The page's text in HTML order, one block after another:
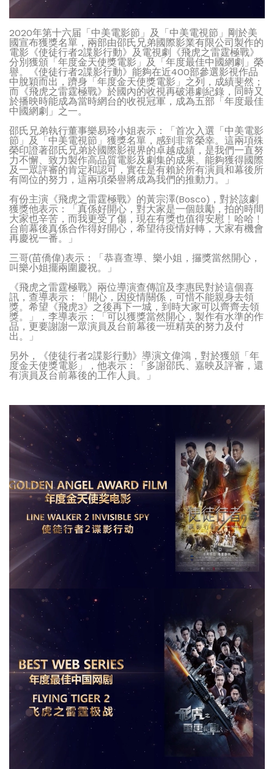
2020年第十六届「中美電影節」及「中美電視節」剛於美
國宣布獲獎名單，兩部由邵氏兄弟國際影業有限公司製作的
電影《使徒行者2諜影行動》及電視劇《飛虎之雷霆極戰》
分別獲頒「年度金天使獎電影」及「年度最佳中國網劇」榮
譽。《使徒行者2諜影行動》能夠在近400部參選影視作品
中脫穎而出，躋身「年度金天使獎電影」之列，成績斐然；
而《飛虎之雷霆極戰》於國內的收視再破港劇紀錄，同時又
於播映時能成為當時網台的收視冠軍，成為五部「年度最佳
中國網劇」之一。
邵氏兄弟執行董事樂易玲小姐表示：「首次入選「中美電影
節」及「中美電視節」獲獎名單，感到非常榮幸。這兩項殊
榮印證著邵氏兄弟於國際影視界的卓越成績，是我們一直努
力不懈、致力製作高品質電影及劇集的成果。能夠獲得國際
及一眾評審的肯定和認可，實在是有賴於所有演員和幕後所
有岡位的努力，這兩項榮譽將成為我們的推動力。」
有份主演《飛虎之雷霆極戰》的黃宗澤(Bosco)，對於該劇
獲獎他表示：「真係好開心，對大家是一個鼓勵，拍的時間
大家也辛苦，而我更受了傷，現在有獎也值得安慰﹗哈哈﹗
台前幕後真係合作得好開心，希望待疫情好轉，大家有機會
再慶祝一番。」
三哥(苗僑偉)表示：「恭喜查導、樂小姐，攞獎當然開心，
叫樂小姐擺兩圍慶祝。」
《飛虎之雷霆極戰》兩位導演查傳誼及李惠民對於這個喜
訊，查導表示：「開心，因疫情關係，可惜不能親身去領
獎。希望《飛虎3》之後再下一城，到時大家可以齊齊去領
獎。」，李導表示：「可以獲獎當然開心，製作有水準的作
品，更要謝謝一眾演員及台前幕後一班精英的努力及付
出。」
另外，《使徒行者2諜影行動》導演文偉鴻，對於獲頒「年
度金天使獎電影」，他表示：「多謝邵氏、嘉映及評審，還
有演員及台前幕後的工作人員。」